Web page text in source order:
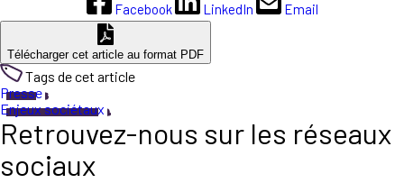
Facebook
LinkedIn Email
Télécharger cet article au format PDF
Tags de cet article
Presse
Enjeux sociétaux
Retrouvez-nous sur les réseaux
sociaux